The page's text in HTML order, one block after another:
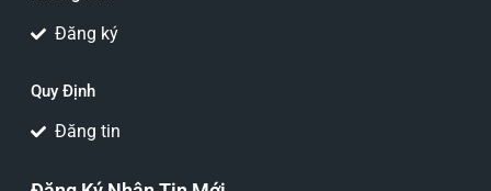
Đăng ký
Quy Định
Đăng tin